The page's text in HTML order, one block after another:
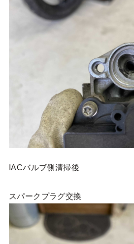
IACバルブ側清掃後
スパークプラグ交換